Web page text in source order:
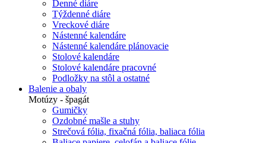
Denné diáre
Týždenné diáre
Vreckové diáre
Nástenné kalendáre
Nástenné kalendáre plánovacie
Stolové kalendáre
Stolové kalendáre pracovné
Podložky na stôl a ostatné
Balenie a obaly
Motúzy - špagát
Gumičky
Ozdobné mašle a stuhy
Strečová fólia, fixačná fólia, baliaca fólia